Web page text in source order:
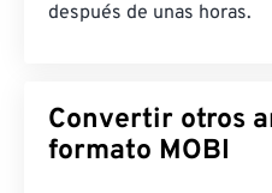
después de unas horas.
Convertir otros
formato MOBI